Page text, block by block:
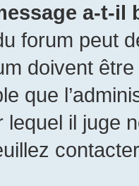
a-t-il
forum peut
doivent
que
lequel il juge